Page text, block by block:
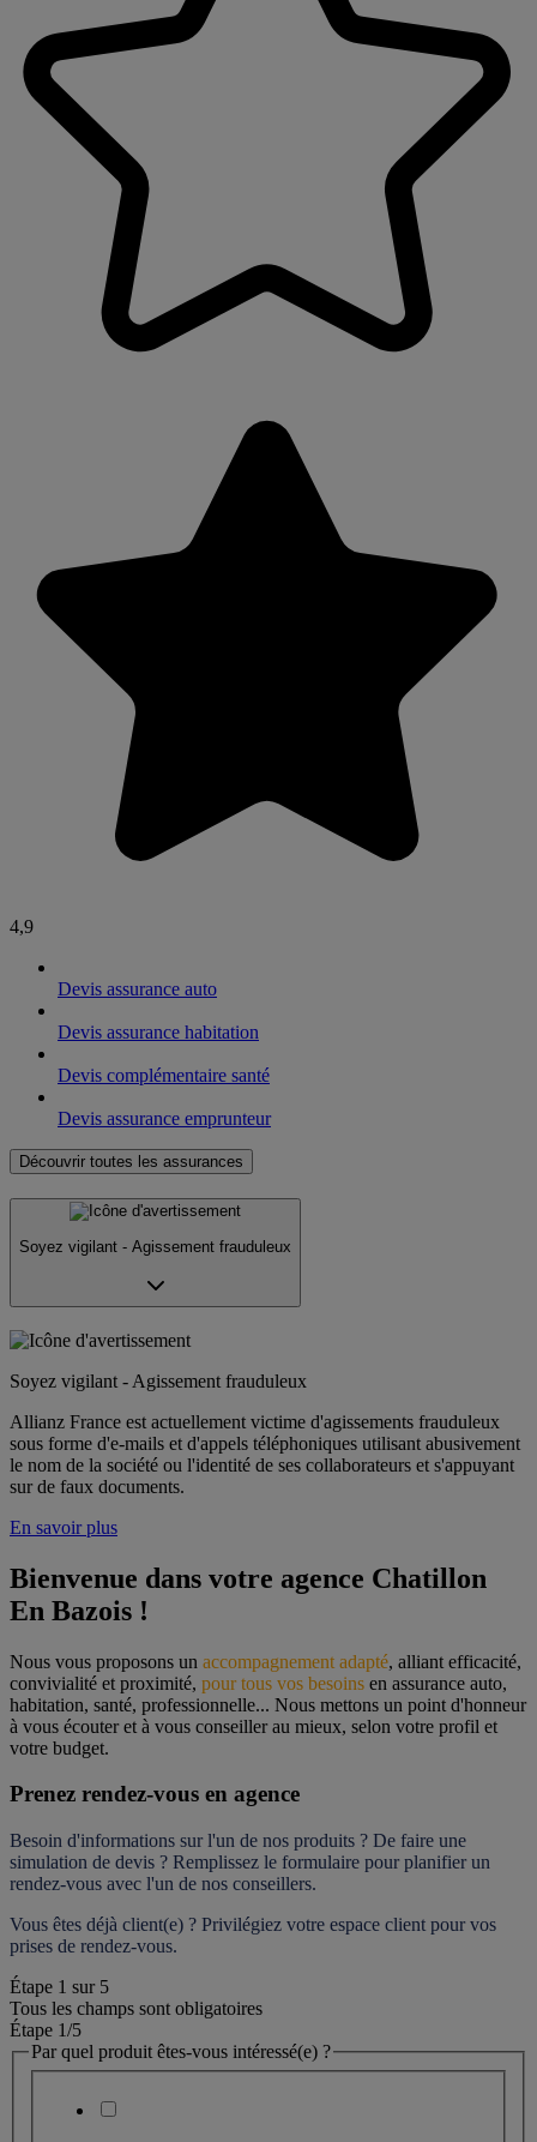
4,9
Devis assurance auto
Devis assurance habitation
Devis complémentaire santé
Devis assurance emprunteur
Découvrir toutes les assurances
Soyez vigilant - Agissement frauduleux
Soyez vigilant - Agissement frauduleux
Allianz France est actuellement victime d'agissements frauduleux
sous forme d'e-mails et d'appels téléphoniques utilisant abusivement
le nom de la société ou l'identité de ses collaborateurs et s'appuyant
sur de faux documents.
En savoir plus
Bienvenue dans votre agence Chatillon
En Bazois !
Nous vous proposons un accompagnement adapté, alliant efficacité,
convivialité et proximité, pour tous vos besoins en assurance auto,
habitation, santé, professionnelle... Nous mettons un point d'honneur
à vous écouter et à vous conseiller au mieux, selon votre profil et
votre budget.
Prenez rendez-vous en agence
Besoin d'informations sur l'un de nos produits ? De faire une
simulation de devis ? Remplissez le formulaire pour planifier un
rendez-vous avec l'un de nos conseillers.
Vous êtes déjà client(e) ? Privilégiez votre espace client pour vos
prises de rendez-vous.
Étape 1 sur 5
Tous les champs sont obligatoires
Étape 1/5
Par quel produit êtes-vous intéressé(e) ?